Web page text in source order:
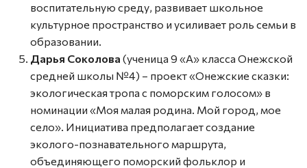
воспитательную среду, развивает школьное
культурное пространство и усиливает роль семьи в
образовании.
Дарья Соколова (ученица 9 «А» класса Онежской
средней школы №4) – проект «Онежские сказки:
экологическая тропа с поморским голосом» в
номинации «Моя малая родина. Мой город, мое
село». Инициатива предполагает создание
эколого-познавательного маршрута,
объединяющего поморский фольклор и